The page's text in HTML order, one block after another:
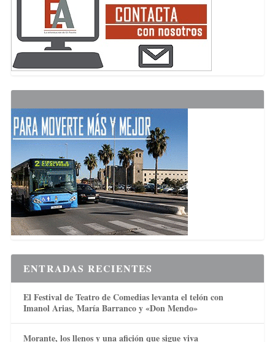
ENTRADAS RECIENTES
El Festival de Teatro de Comedias levanta el telón con
Imanol Arias, María Barranco y «Don Mendo»
Morante, los llenos y una afición que sigue viva